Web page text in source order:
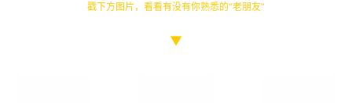
戳下方图片，看看有没有你熟悉的“老朋友”
▼